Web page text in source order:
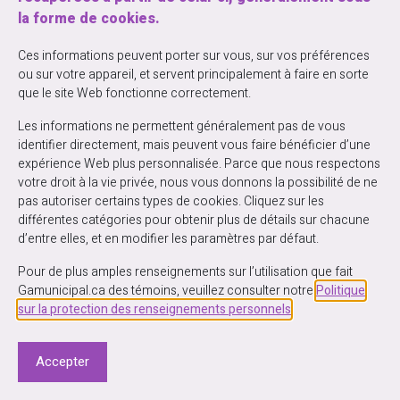
© 2026 - Gestion des actifs municipaux du Québec - Tous droits réservés
Plan du site Politique sur la gestion des données
Conception Activis Votre agence web
la forme de cookies.
Ces informations peuvent porter sur vous, sur vos préférences
ou sur votre appareil, et servent principalement à faire en sorte
que le site Web fonctionne correctement.
Les informations ne permettent généralement pas de vous
identifier directement, mais peuvent vous faire bénéficier d’une
expérience Web plus personnalisée. Parce que nous respectons
votre droit à la vie privée, nous vous donnons la possibilité de ne
pas autoriser certains types de cookies. Cliquez sur les
différentes catégories pour obtenir plus de détails sur chacune
d’entre elles, et en modifier les paramètres par défaut.
Pour de plus amples renseignements sur l’utilisation que fait
Gamunicipal.ca des témoins, veuillez consulter notrePolitique
sur la protection des renseignements personnels
Accepter